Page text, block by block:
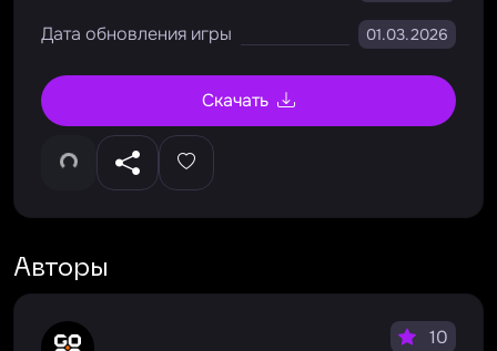
Дата обновления игры 01.03.2026
Скачать
Авторы
10